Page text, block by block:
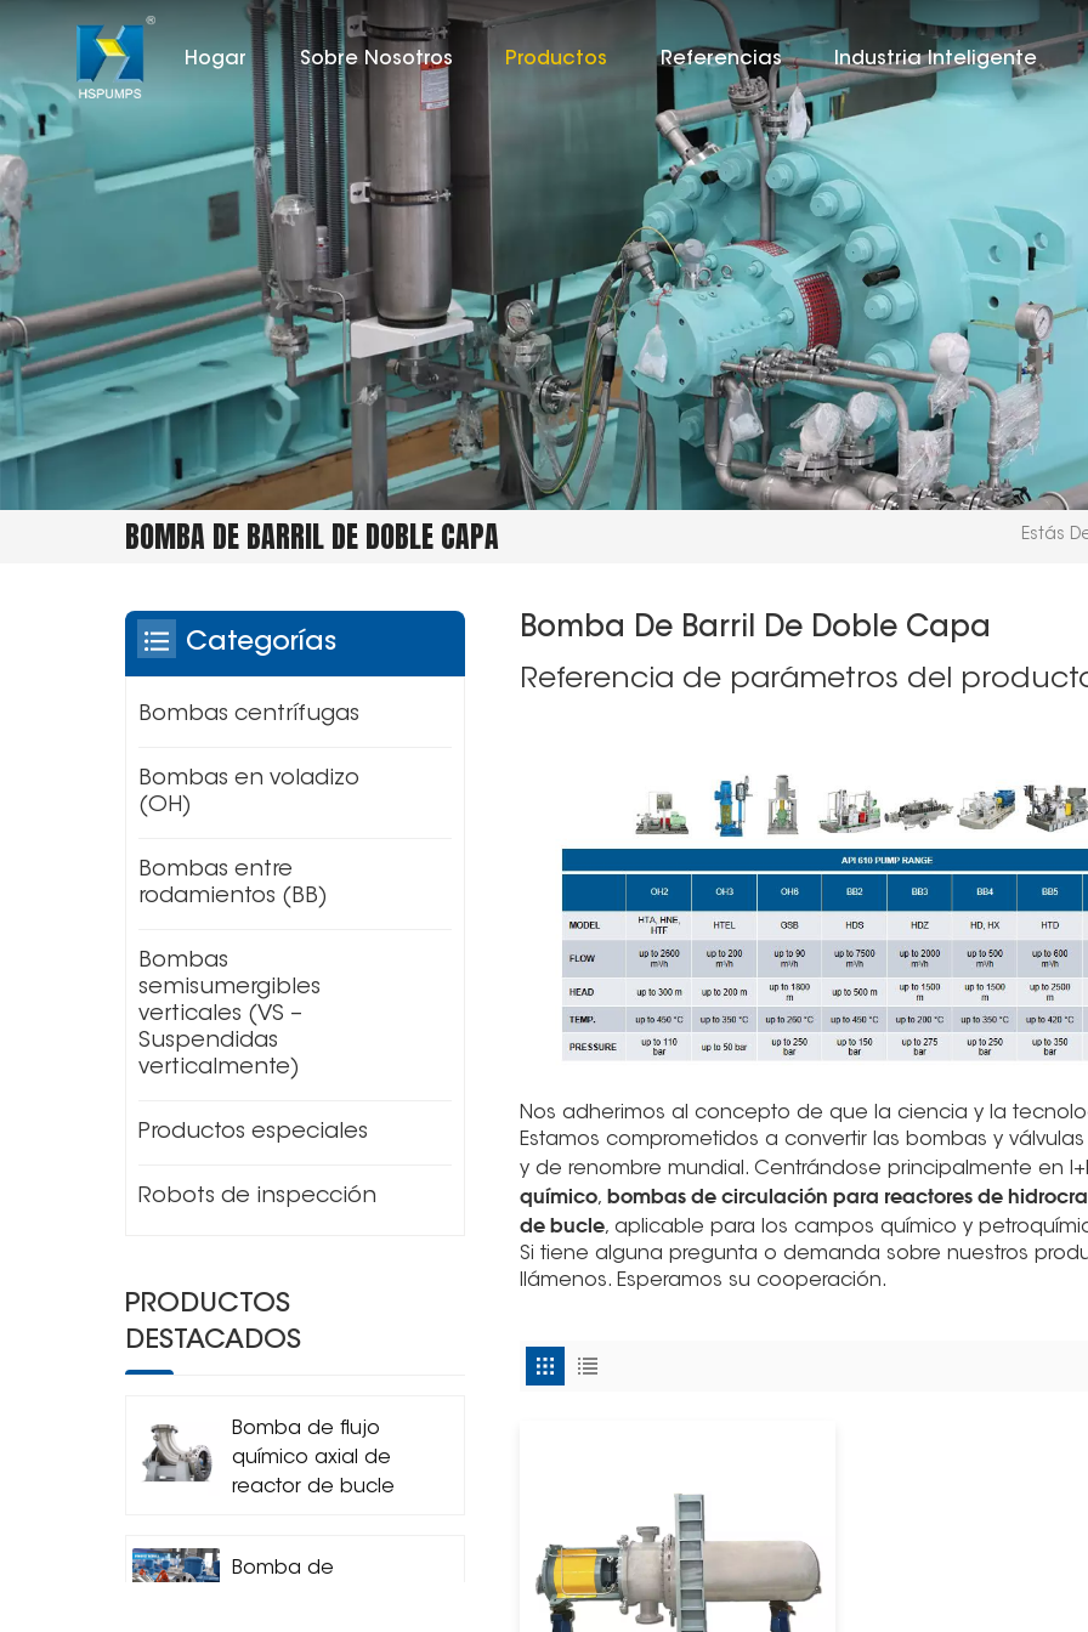
Hogar Sobre Nosotros Productos Referencias Industria Inteligente
BOMBA DE BARRIL DE DOBLE CAPA Estás
Bomba De Barril De Doble Capa
Referencia de parámetros del
Nos adherimos al concepto de que la ciencia y la
Estamos comprometidos a convertir las bombas y
y de renombre mundial. Centrándose principalmente en
químico, bombas de circulación para reactores de
de bucle, aplicable para los campos químico y
Si tiene alguna pregunta o demanda sobre nuestros
llámenos. Esperamos su cooperación.
Categorías
Bombas centrífugas
Bombas en voladizo
(OH)
Bombas entre
rodamientos (BB)
Bombas
semisumergibles
verticales (VS –
Suspendidas
verticalmente)
Productos especiales
Robots de inspección
PRODUCTOS
DESTACADOS
Bomba de flujo
químico axial de
reactor de bucle
Bomba de